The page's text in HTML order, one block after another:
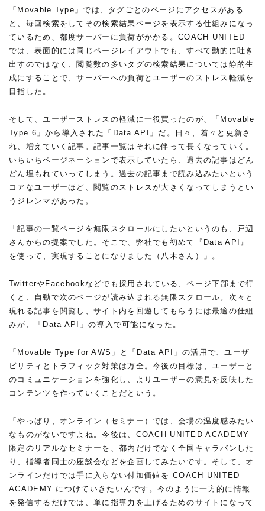
「Movable Type」では、タグごとのページにアクセスがある
と、毎回検索をしてその検索結果ページを表示する仕組みになっ
ているため、都度サーバーに負荷がかかる。COACH UNITED
では、表面的には同じページレイアウトでも、すべて動的に吐き
出すのではなく、閲覧数の多いタグの検索結果については静的生
成にすることで、サーバーへの負荷とユーザーのストレス軽減を
目指した。
そして、ユーザーストレスの軽減に一役買ったのが、「Movable
Type 6」から導入された「Data API」だ。日々、着々と更新さ
れ、増えていく記事。記事一覧はそれに伴って長くなっていく。
いちいちページネーションで表示していたら、過去の記事はどん
どん埋もれていってしまう。過去の記事まで読み込みたいという
コアなユーザーほど、閲覧のストレスが大きくなってしまうとい
うジレンマがあった。
「記事の一覧ページを無限スクロールにしたいというのも、戸辺
さんからの提案でした。そこで、弊社でも初めて『Data API』
を使って、実現することになりました（八木さん）」。
TwitterやFacebookなどでも採用されている、ページ下部まで行
くと、自動で次のページが読み込まれる無限スクロール。次々と
現れる記事を閲覧し、サイト内を回遊してもらうには最適の仕組
みが、「Data API」の導入で可能になった。
「Movable Type for AWS」と「Data API」の活用で、ユーザ
ビリティとトラフィック対策は万全。今後の目標は、ユーザーと
のコミュニケーションを強化し、よりユーザーの意見を反映した
コンテンツを作っていくことだという。
「やっぱり、オンライン（セミナー）では、会場の温度感みたい
なものがないですよね。今後は、COACH UNITED ACADEMY
限定のリアルなセミナーを、都内だけでなく全国キャラバンした
り、指導者同士の座談会などを企画してみたいです。そして、オ
ンラインだけでは手に入らない付加価値を COACH UNITED
ACADEMY につけていきたいんです。今のように一方的に情報
を発信するだけでは、単に指導力を上げるためのサイトになって